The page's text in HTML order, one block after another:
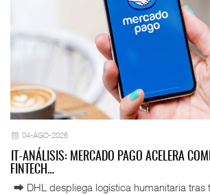
04-AGO-2026
IT-ANÁLISIS: MERCADO PAGO ACELERA
FINTECH…
⮕ DHL despliega logística humanitaria tras